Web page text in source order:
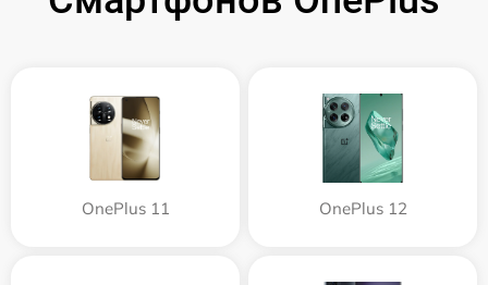
OnePlus 11 OnePlus 12